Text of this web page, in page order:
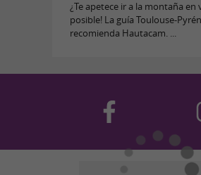
¿Te apetece ir a la montaña en
posible! La guía Toulouse-
recomienda Hautacam. ...